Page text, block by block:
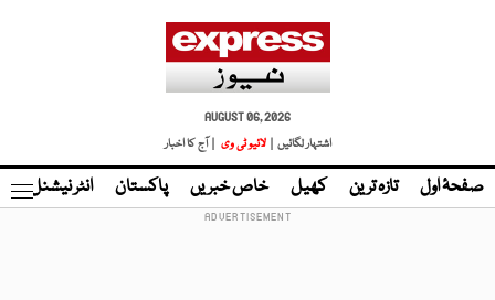
AUGUST 06, 2026
اشتہار لگائیں |
لائیو ٹی وی | آج کا اخبار
صفحۂ اول تازہ ترین کھیل خاص خبریں پاکستان انٹر نیشنل